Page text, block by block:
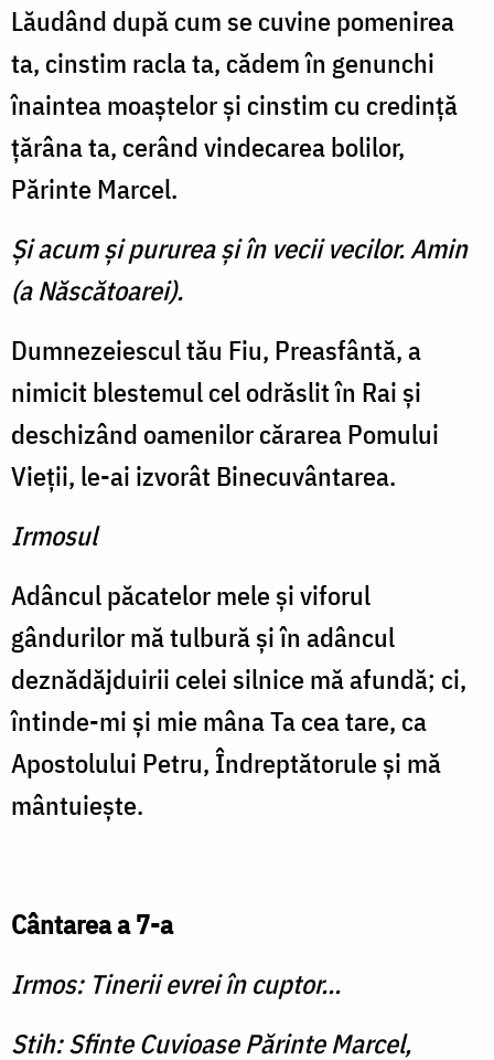
Lăudând după cum se cuvine pomenirea
ta, cinstim racla ta, cădem în genunchi
înaintea moaştelor şi cinstim cu credinţă
ţărâna ta, cerând vindecarea bolilor,
Părinte Marcel.
Şi acum şi pururea şi în vecii vecilor. Amin
(a Născătoarei).
Dumnezeiescul tău Fiu, Prea­sfântă, a
nimicit blestemul cel odrăslit în Rai şi
deschizând oamenilor cărarea Pomului
Vie­ţii, le-ai izvorât Binecuvân­tarea.
Irmosul
Adâncul păcatelor mele şi viforul
gândurilor mă tulbură şi în adâncul
deznădăjduirii celei silnice mă afundă; ci,
întinde-mi şi mie mâna Ta cea tare, ca
Apostolului Petru, Îndreptătorule şi mă
mântuieşte.
Cântarea a 7-a
Irmos: Tinerii evrei în cuptor...
Stih: Sfinte Cuvioase Părinte Marcel,